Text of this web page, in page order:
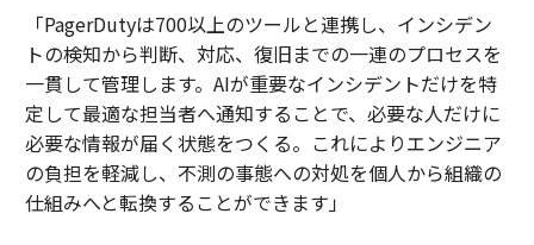
「PagerDutyは700以上のツールと連携し、インシデン
トの検知から判断、対応、復旧までの一連のプロセスを
一貫して管理します。AIが重要なインシデントだけを特
定して最適な担当者へ通知することで、必要な人だけに
必要な情報が届く状態をつくる。これによりエンジニア
の負担を軽減し、不測の事態への対処を個人から組織の
仕組みへと転換することができます」